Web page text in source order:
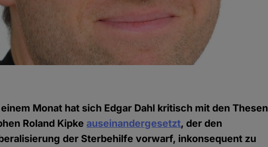
Monat hat sich Edgar Dahl kritisch mit den Thesen
Roland Kipke auseinandergesetzt, der den
der Sterbehilfe vorwarf, inkonsequent zu